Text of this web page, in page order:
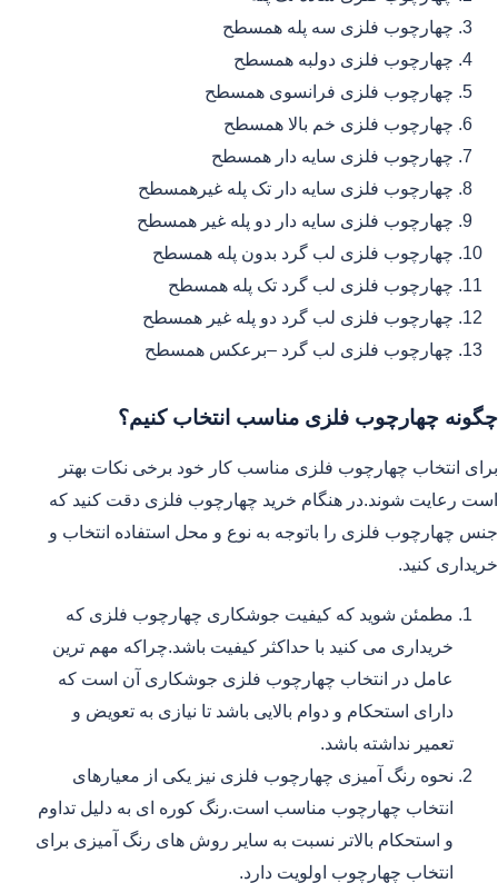
چهارچوب فلزی سه پله همسطح
چهارچوب فلزی دولبه همسطح
چهارچوب فلزی فرانسوی همسطح
چهارچوب فلزی خم بالا همسطح
چهارچوب فلزی سایه دار همسطح
چهارچوب فلزی سایه دار تک پله غیرهمسطح
چهارچوب فلزی سایه دار دو پله غیر همسطح
چهارچوب فلزی لب گرد بدون پله همسطح
چهارچوب فلزی لب گرد تک پله همسطح
چهارچوب فلزی لب گرد دو پله غیر همسطح
چهارچوب فلزی لب گرد –برعکس همسطح
چگونه چهارچوب فلزی مناسب انتخاب کنیم؟
برای انتخاب چهارچوب فلزی مناسب کار خود برخی نکات بهتر
است رعایت شوند.در هنگام خرید چهارچوب فلزی دقت کنید که
جنس چهارچوب فلزی را باتوجه به نوع و محل استفاده انتخاب و
خریداری کنید.
مطمئن شوید که کیفیت جوشکاری چهارچوب فلزی که
خریداری می کنید با حداکثر کیفیت باشد.چراکه مهم ترین
عامل در انتخاب چهارچوب فلزی جوشکاری آن است که
دارای استحکام و دوام بالایی باشد تا نیازی به تعویض و
تعمیر نداشته باشد.
نحوه رنگ آمیزی چهارچوب فلزی نیز یکی از معیارهای
انتخاب چهارچوب مناسب است.رنگ کوره ای به دلیل تداوم
و استحکام بالاتر نسبت به سایر روش های رنگ آمیزی برای
انتخاب چهارچوب اولویت دارد.